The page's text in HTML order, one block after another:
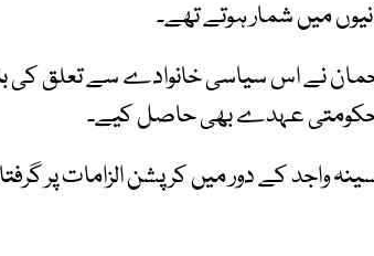
میں شمار ہوتے تھے۔
رحمان نے اس سیاسی خانوادے سے تعلق کی
حکومتی عہدے بھی حاصل کیے۔